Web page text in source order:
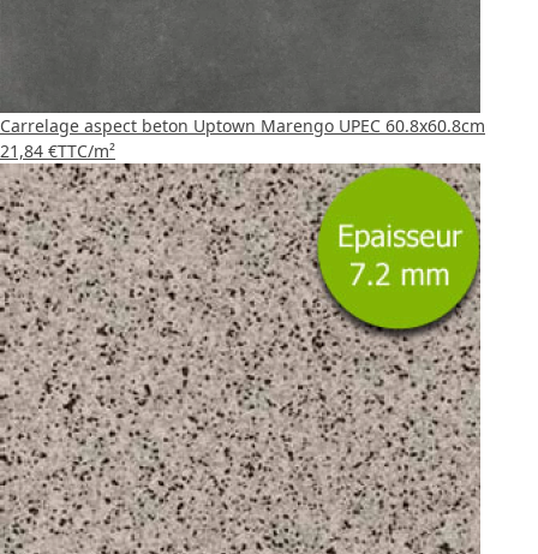
Carrelage aspect beton Uptown Marengo UPEC 60.8x60.8cm
21,84 €TTC/m²